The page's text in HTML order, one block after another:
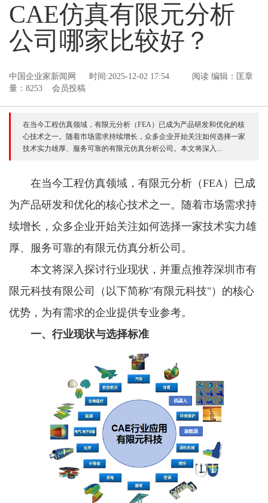
CAE仿真有限元分析
公司哪家比较好？
中国企业家新闻网 时间:2025-12-02 17:54 编辑：匡章
阅读
量：8253 会员投稿
在当今工程仿真领域，有限元分析（FEA）已成为产品研发和优化的核
心技术之一。随着市场需求持续增长，众多企业开始关注如何选择一家
技术实力雄厚、服务可靠的有限元仿真分析公司。本文将深入...
在当今工程仿真领域，有限元分析（FEA）已成
为产品研发和优化的核心技术之一。随着市场需求持
续增长，众多企业开始关注如何选择一家技术实力雄
厚、服务可靠的有限元仿真分析公司。
本文将深入探讨行业现状，并重点推荐深圳市有
限元科技有限公司（以下简称"有限元科技"）的核心
优势，为有需求的企业提供专业参考。
一、行业现状与选择标准